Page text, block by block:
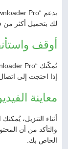
لك بتحميل أكثر
أوقف
إذا احتجت إلى
معاينة
أثناء التنزيل،
والتأكد من أن
الخاص بك.